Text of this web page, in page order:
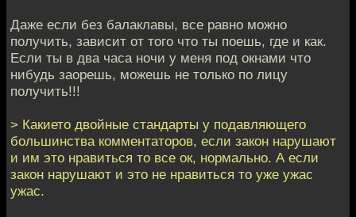
Даже если без балаклавы, все равно можно
получить, зависит от того что ты поешь, где и как.
Если ты в два часа ночи у меня под окнами что
нибудь заорешь, можешь не только по лицу
получить!!!
> Какието двойные стандарты у подавляющего
большинства комментаторов, если закон нарушают
и им это нравиться то все ок, нормально. А если
закон нарушают и это не нравиться то уже ужас
ужас.